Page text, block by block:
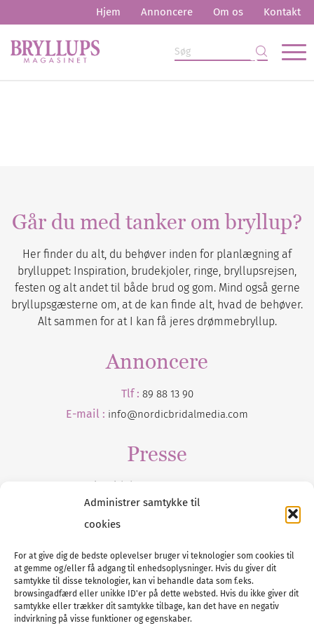
Administrer samtykke til
cookies
For at give dig de bedste oplevelser bruger vi teknologier som cookies til
at gemme og/eller få adgang til enhedsoplysninger. Hvis du giver dit
samtykke til disse teknologier, kan vi behandle data som f.eks.
browsingadfærd eller unikke ID'er på dette websted. Hvis du ikke giver dit
samtykke eller trækker dit samtykke tilbage, kan det have en negativ
indvirkning på visse funktioner og egenskaber.
Hjem Annoncere Om os Kontakt
Går du med tanker om bryllup?
Her finder du alt, du behøver inden for planlægning af
brylluppet: Inspiration, brudekjoler, ringe, bryllupsrejsen,
festen og alt andet til både brud og gom. Mind også gerne
bryllupsgæsterne om, at de kan finde alt, hvad de behøver.
Alt sammen for at I kan få jeres drømmebryllup.
Annoncere
Tlf : 89 88 13 90
E-mail : info@nordicbridalmedia.com
Presse
Tilmeld dig vores
Tel :89 88 13 90
E-post:info@nordicbridalmedia.com
Nordic Bridal Media